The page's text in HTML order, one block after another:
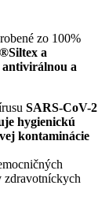
zo 100%
a
a
SARS-CoV-2
hygienickú
kontaminácie
zdravotníckych